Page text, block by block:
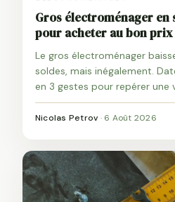
Gros électroménager en
pour acheter au bon prix
Le gros électroménager
soldes, mais inégalement.
en 3 gestes pour repérer une
appareils à viser et coûts
acheter au bon prix.
Nicolas Petrov · 6 Août 2026